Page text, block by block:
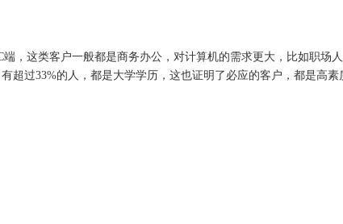
端，这类客户一般都是商务办公，对计算机的需求更大，比如职场
超过33%的人，都是大学学历，这也证明了必应的客户，都是高素